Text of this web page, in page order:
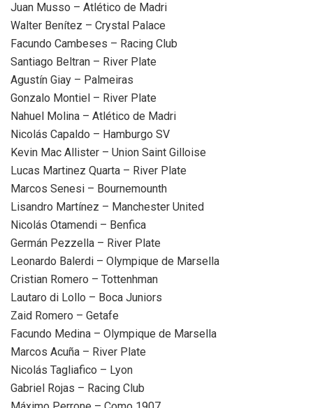
Juan Musso – Atlético de Madri
Walter Benítez – Crystal Palace
Facundo Cambeses – Racing Club
Santiago Beltran – River Plate
Agustín Giay – Palmeiras
Gonzalo Montiel – River Plate
Nahuel Molina – Atlético de Madri
Nicolás Capaldo – Hamburgo SV
Kevin Mac Allister – Union Saint Gilloise
Lucas Martinez Quarta – River Plate
Marcos Senesi – Bournemounth
Lisandro Martínez – Manchester United
Nicolás Otamendi – Benfica
Germán Pezzella – River Plate
Leonardo Balerdi – Olympique de Marsella
Cristian Romero – Tottenhman
Lautaro di Lollo – Boca Juniors
Zaid Romero – Getafe
Facundo Medina – Olympique de Marsella
Marcos Acuña – River Plate
Nicolás Tagliafico – Lyon
Gabriel Rojas – Racing Club